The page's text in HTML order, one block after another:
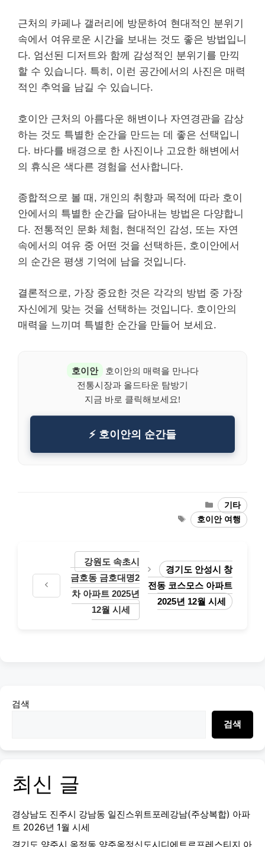
근처의 카페나 갤러리에 방문하여 현대적인 분위기
속에서 여유로운 시간을 보내는 것도 좋은 방법입니
다. 엄선된 디저트와 함께 감성적인 분위기를 만끽
할 수 있습니다. 특히, 이런 공간에서의 사진은 매력
적인 추억을 남길 수 있습니다.
호이안 근처의 아름다운 해변이나 자연경관을 감상
하는 것도 특별한 순간을 만드는 데 좋은 선택입니
다. 바다를 배경으로 한 사진이나 고요한 해변에서
의 휴식은 색다른 경험을 선사합니다.
종합적으로 볼 때, 개인의 취향과 목적에 따라 호이
안에서의 특별한 순간을 담아내는 방법은 다양합니
다. 전통적인 문화 체험, 현대적인 감성, 또는 자연
속에서의 여유 중 어떤 것을 선택하든, 호이안에서
의 순간은 평생 기억에 남을 것입니다.
결론적으로, 가장 중요한 것은 각각의 방법 중 가장
자신에게 맞는 것을 선택하는 것입니다. 호이안의
매력을 느끼며 특별한 순간을 만들어 보세요.
호이안
호이안의 매력을 만나다
전통시장과 올드타운 탐방기
지금 바로 클릭해보세요!
⚡ 호이안의 순간들
Categories
기타
Tags호이안 여행
강원도 속초시
금호동 금호대명2
차 아파트 2025년
12월 시세
경기도 안성시 창
전동 코스모스 아파트
2025년 12월 시세
검색
검색
최신 글
경상남도 진주시 강남동 일진스위트포레강남(주상복합) 아파
트 2026년 1월 시세
경기도 양주시 옥정동 양주옥정신도시디에트르프레스티지 아